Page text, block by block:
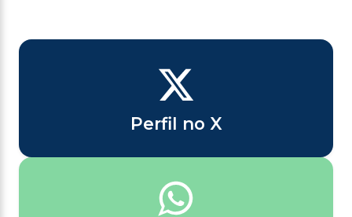
Perfil no X